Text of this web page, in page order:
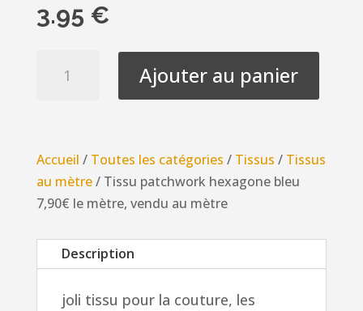
3.95 €
bleu
7,90€
le
mètre,
vendu
mètre
Ajouter au panier
Accueil / Toutes les catégories / Tissus / Tissus
au mètre/ Tissu patchwork hexagone bleu
7,90€ le mètre, vendu au mètre
Description
joli tissu pour la couture, les